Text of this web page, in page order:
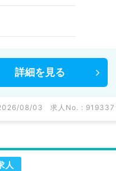
詳細を 見る
08/03 求人No. : 919337
人